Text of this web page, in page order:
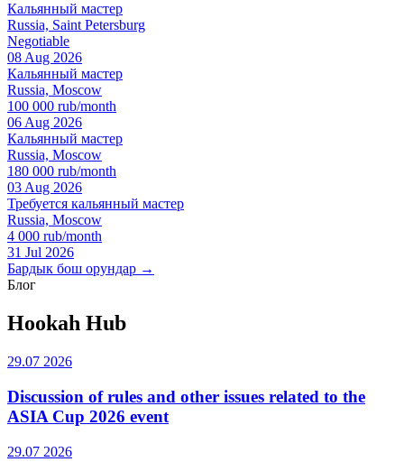
Кальянный мастер
Russia, Saint Petersburg
Negotiable
08 Aug 2026
Кальянный мастер
Russia, Moscow
100 000 rub/month
06 Aug 2026
Кальянный мастер
Russia, Moscow
180 000 rub/month
03 Aug 2026
Требуется кальянный мастер
Russia, Moscow
4 000 rub/month
31 Jul 2026
Бардык бош орундар →
Блог
Hookah Hub
29.07 2026
Discussion of rules and other issues related to the
ASIA Cup 2026 event
29.07 2026